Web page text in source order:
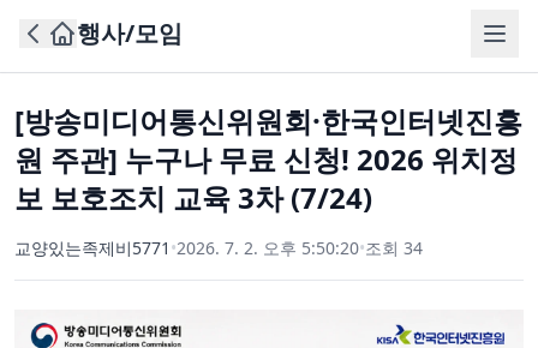
행사/모임
[방송미디어통신위원회·한국인터넷진흥
원 주관] 누구나 무료 신청! 2026 위치정
보 보호조치 교육 3차 (7/24)
교양있는족제비5771 •2026. 7. 2. 오후 5:50:20•조회 34